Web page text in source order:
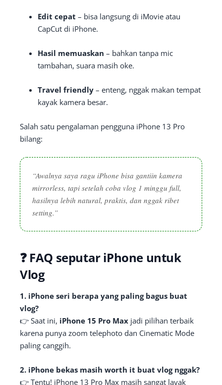
Edit cepat – bisa langsung di iMovie atau
CapCut di iPhone.
Hasil memuaskan – bahkan tanpa mic
tambahan, suara masih oke.
Travel friendly – enteng, nggak makan tempat
kayak kamera besar.
Salah satu pengalaman pengguna iPhone 13 Pro
bilang:
“Awalnya saya ragu iPhone bisa gantiin kamera
mirrorless, tapi setelah coba vlog 1 minggu full,
hasilnya lebih natural, praktis, dan nggak ribet
setting.”
❓ FAQ seputar iPhone untuk
Vlog
1. iPhone seri berapa yang paling bagus buat
vlog?
👉 Saat ini, iPhone 15 Pro Max jadi pilihan terbaik
karena punya zoom telephoto dan Cinematic Mode
paling canggih.
2. iPhone bekas masih worth it buat vlog nggak?
👉 Tentu! iPhone 13 Pro Max masih sangat layak